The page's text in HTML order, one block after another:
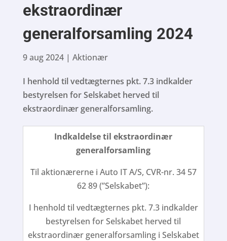
ekstraordinær
generalforsamling 2024
9 aug 2024| Aktionær
I henhold til vedtægternes pkt. 7.3 indkalder
bestyrelsen for Selskabet herved til
ekstraordinær generalforsamling.
Indkaldelse til ekstraordinær
generalforsamling
Til aktionærerne i Auto IT A/S, CVR-nr. 34 57
62 89 (”Selskabet”):
I henhold til vedtægternes pkt. 7.3 indkalder
bestyrelsen for Selskabet herved til
ekstraordinær generalforsamling i Selskabet